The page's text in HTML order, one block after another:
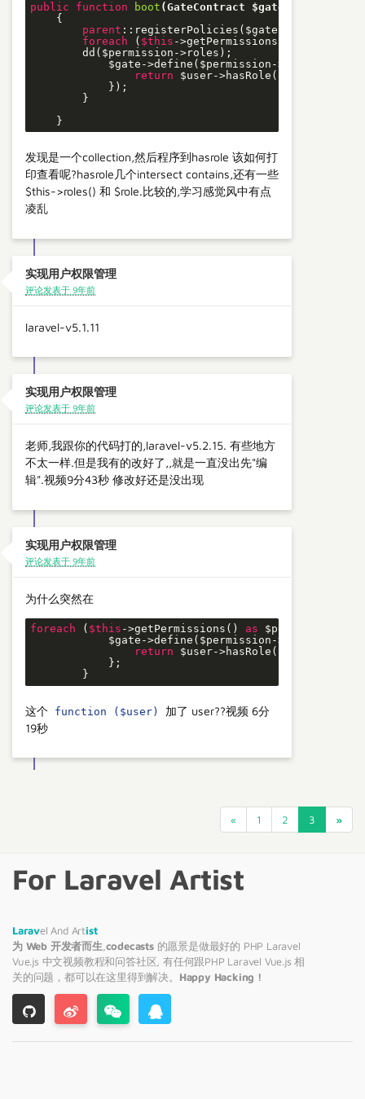
public function boot (GateContract $gate)
{
parent ::registerPolicies($gate);
foreach ( $this ->getPermissions()
        dd($permission->roles);
            $gate->define($permission->name,
return $user->hasRole($permission-
            });
        }
    }
发现是一个collection,然后程序到hasrole 该如何打
印查看呢?hasrole几个intersect contains,还有一些
$this->roles() 和 $role.比较的,学习感觉风中有点
凌乱
实现用户权限管理
评论发表于 9年前
laravel-v5.1.11
实现用户权限管理
评论发表于 9年前
老师,我跟你的代码打的,laravel-v5.2.15. 有些地方
不太一样.但是我有的改好了,,就是一直没出先"编
辑".视频9分43秒 修改好还是没出现
实现用户权限管理
评论发表于 9年前
为什么突然在
foreach ( $this ->getPermissions() as $permission) {
            $gate->define($permission->name,
return $user->hasRole($permission-
            };
        }
这个 function ($user)
加了 user??视频 6分
19秒
« 1 2 3 »
For Laravel Artist
Laravel And Artist
为 Web 开发者而生 codecasts的愿景是做最好的 PHP Laravel
Vue.js 中文视频教程和问答社区, 有任何跟PHP Laravel Vue.js 相
关的问题，都可以在这里得到解决。 Happy Hacking !